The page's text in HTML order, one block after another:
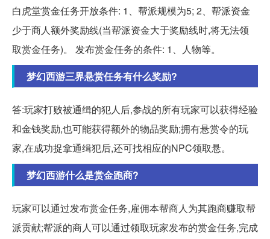
白虎堂赏金任务开放条件: 1、帮派规模为5; 2、帮派资金
少于商人额外奖励线(当帮派资金大于奖励线时,将无法领
取赏金任务)。 发布赏金任务的条件: 1、人物等。
梦幻西游三界悬赏任务有什么奖励?
答:玩家打败被通缉的犯人后,参战的所有玩家可以获得经验
和金钱奖励,也可能获得额外的物品奖励;拥有悬赏令的玩
家,在成功捉拿通缉犯后,还可找相应的NPC领取悬。
梦幻西游什么是赏金跑商?
玩家可以通过发布赏金任务,雇佣本帮商人为其跑商赚取帮
派贡献;帮派的商人可以通过领取玩家发布的赏金任务,完成